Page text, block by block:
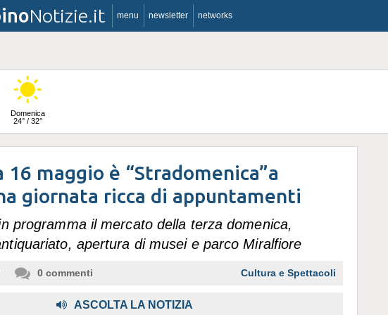
Notizie.it menu newsletter networks
Domenica
24° / 32°
16 maggio è “Stradomenica”a
giornata ricca di appuntamenti
programma il mercato della terza domenica,
apertura di musei e parco Miralfiore
0 commenti Cultura e Spettacoli
ASCOLTA LA NOTIZIA